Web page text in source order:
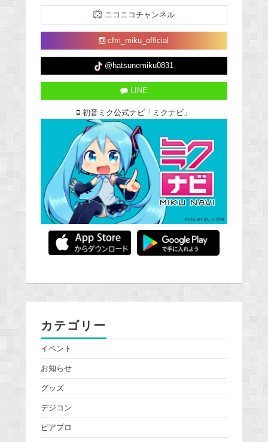
ニコニコチャンネル
cfm_miku_official
@hatsunemiku0831
LINE
初音ミク公式ナビ「ミクナビ」
カテゴリー
イベント
お知らせ
グッズ
デジコン
ピアプロ